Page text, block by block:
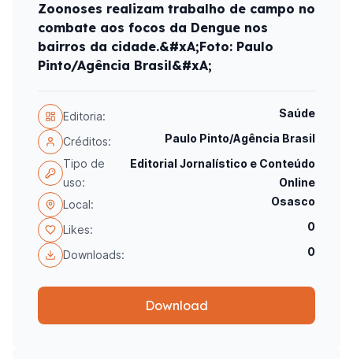
Zoonoses realizam trabalho de campo no
combate aos focos da Dengue nos
bairros da cidade.&#xA;Foto: Paulo
Pinto/Agência Brasil&#xA;
Editoria: Saúde
Créditos:
Paulo Pinto/Agência Brasil
Tipo de
uso:
Editorial Jornalístico e Conteúdo
Online
Local:
Osasco
Likes: 0
Downloads: 0
Download